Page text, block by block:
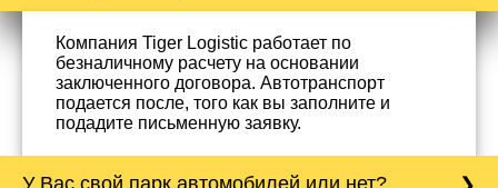
Компания Tiger Logistic работает по
безналичному расчету на основании
заключенного договора. Автотранспорт
подается после, того как вы заполните и
подадите письменную заявку.
У Вас свой парк автомобилей или нет?